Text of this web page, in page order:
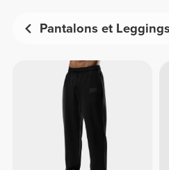
Pantalons et Leggings